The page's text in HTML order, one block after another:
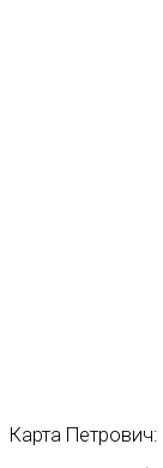
Карта Петрович: